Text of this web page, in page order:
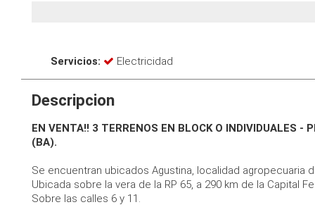
Servicios: Electricidad
Descripcion
EN VENTA!! 3 TERRENOS EN BLOCK O INDIVIDUALES -
(BA).
Se encuentran ubicados Agustina, localidad agropecuaria
Ubicada sobre la vera de la RP 65, a 290 km de la Capital
Sobre las calles 6 y 11.